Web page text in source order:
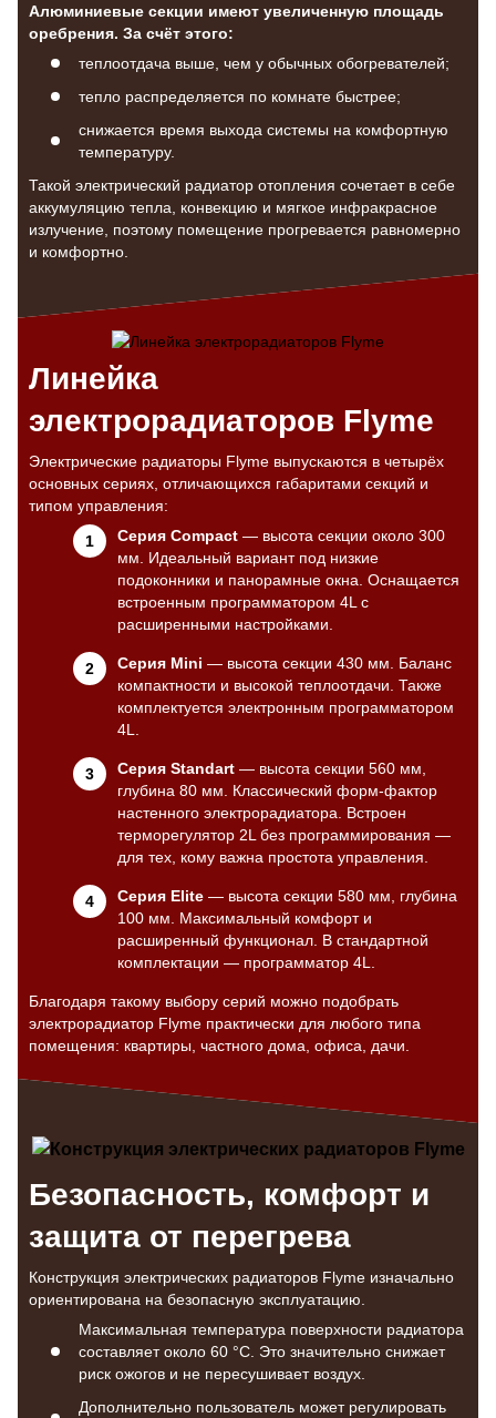
Алюминиевые секции имеют увеличенную площадь
оребрения. За счёт этого:
теплоотдача выше, чем у обычных обогревателей;
тепло распределяется по комнате быстрее;
снижается время выхода системы на комфортную
температуру.
Такой электрический радиатор отопления сочетает в себе
аккумуляцию тепла, конвекцию и мягкое инфракрасное
излучение, поэтому помещение прогревается равномерно
и комфортно.
Линейка
электрорадиаторов Flyme
Электрические радиаторы Flyme выпускаются в четырёх
основных сериях, отличающихся габаритами секций и
типом управления:
Серия Compact — высота секции около 300
мм. Идеальный вариант под низкие
подоконники и панорамные окна. Оснащается
встроенным программатором 4L с
расширенными настройками.
Серия Mini — высота секции 430 мм. Баланс
компактности и высокой теплоотдачи. Также
комплектуется электронным программатором
4L.
Серия Standart — высота секции 560 мм,
глубина 80 мм. Классический форм-фактор
настенного электрорадиатора. Встроен
терморегулятор 2L без программирования —
для тех, кому важна простота управления.
Серия Elite — высота секции 580 мм, глубина
100 мм. Максимальный комфорт и
расширенный функционал. В стандартной
комплектации — программатор 4L.
Благодаря такому выбору серий можно подобрать
электрорадиатор Flyme практически для любого типа
помещения: квартиры, частного дома, офиса, дачи.
Безопасность, комфорт и
защита от перегрева
Конструкция электрических радиаторов Flyme изначально
ориентирована на безопасную эксплуатацию.
Максимальная температура поверхности радиатора
составляет около 60 °С. Это значительно снижает
риск ожогов и не пересушивает воздух.
Дополнительно пользователь может регулировать